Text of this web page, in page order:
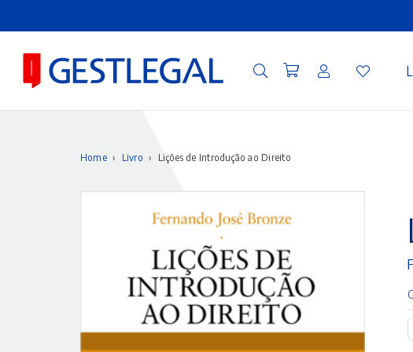
Home › Livro › Lições de Introdução ao Direito